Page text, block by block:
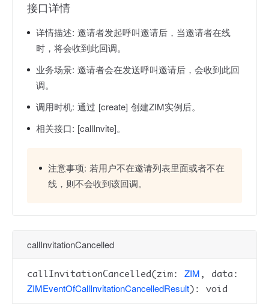
接口详情
详情描述: 邀请者发起呼叫邀请后，当邀请者在线
时，将会收到此回调。
业务场景: 邀请者会在发送呼叫邀请后，会收到此回
调。
调用时机: 通过 [create] 创建ZIM实例后。
相关接口: [callInvite]。
注意事项: 若用户不在邀请列表里面或者不在
线，则不会收到该回调。
callInvitationCancelled
callInvitationCancelled(zim: ZIM , data:
ZIMEventOfCallInvitationCancelledResult): void